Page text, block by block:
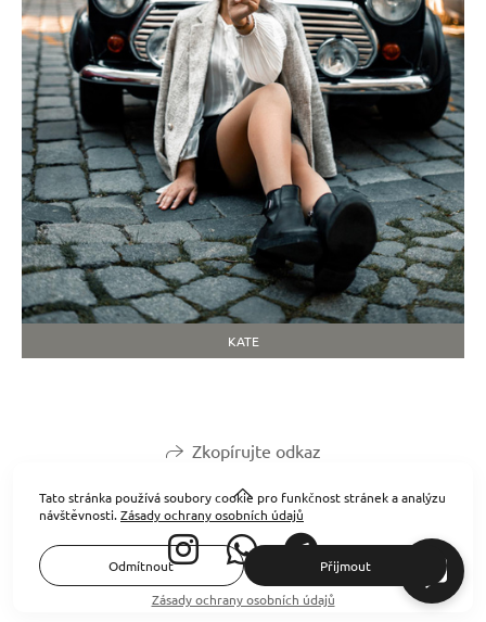
KATE
Zkopírujte odkaz
Zásady ochrany osobních údajů
Tato stránka používá soubory cookie pro funkčnost stránek a analýzu
návštěvnosti.Zásady ochrany osobních údajů
Odmítnout Přijmout